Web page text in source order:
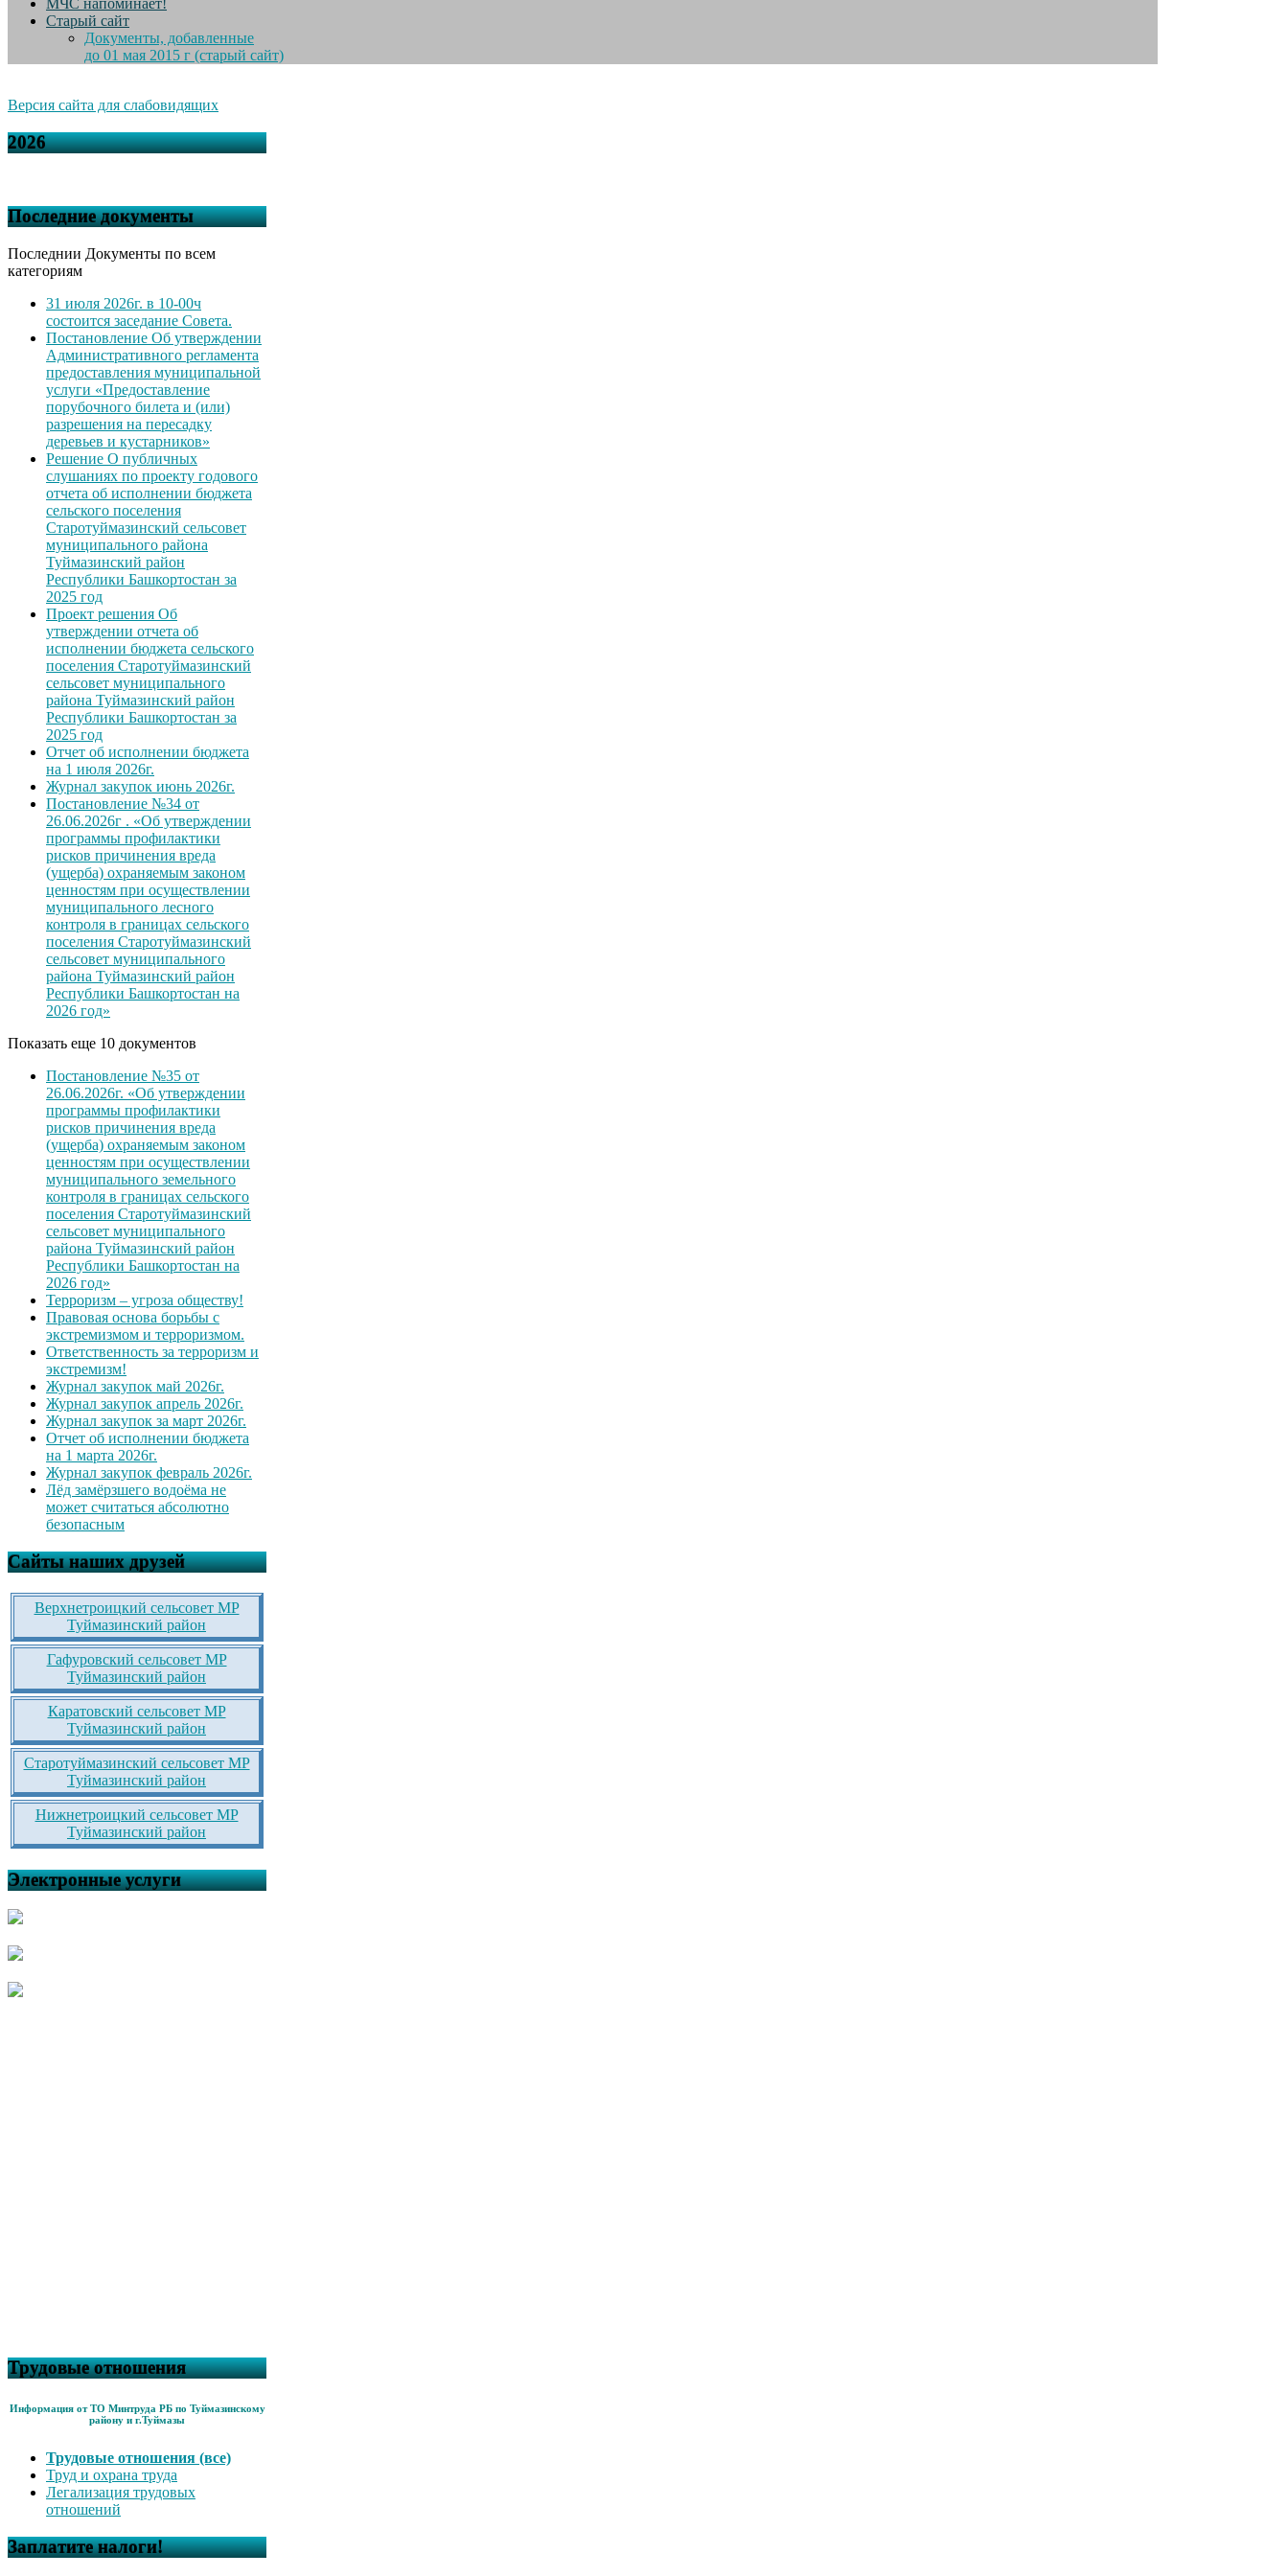
МЧС напоминает!
Старый сайт
Документы, добавленные
до 01 мая 2015 г (старый сайт)
Версия сайта для слабовидящих
2026
Последние документы
Последнии Документы по всем
категориям
31 июля 2026г. в 10-00ч
состоится заседание Совета.
Постановление Об утверждении
Административного регламента
предоставления муниципальной
услуги «Предоставление
порубочного билета и (или)
разрешения на пересадку
деревьев и кустарников»
Решение О публичных
слушаниях по проекту годового
отчета об исполнении бюджета
сельского поселения
Старотуймазинский сельсовет
муниципального района
Туймазинский район
Республики Башкортостан за
2025 год
Проект решения Об
утверждении отчета об
исполнении бюджета сельского
поселения Старотуймазинский
сельсовет муниципального
района Туймазинский район
Республики Башкортостан за
2025 год
Отчет об исполнении бюджета
на 1 июля 2026г.
Журнал закупок июнь 2026г.
Постановление №34 от
26.06.2026г . «Об утверждении
программы профилактики
рисков причинения вреда
(ущерба) охраняемым законом
ценностям при осуществлении
муниципального лесного
контроля в границах сельского
поселения Старотуймазинский
сельсовет муниципального
района Туймазинский район
Республики Башкортостан на
2026 год»
Показать еще 10 документов
Постановление №35 от
26.06.2026г. «Об утверждении
программы профилактики
рисков причинения вреда
(ущерба) охраняемым законом
ценностям при осуществлении
муниципального земельного
контроля в границах сельского
поселения Старотуймазинский
сельсовет муниципального
района Туймазинский район
Республики Башкортостан на
2026 год»
Терроризм – угроза обществу!
Правовая основа борьбы с
экстремизмом и терроризмом.
Ответственность за терроризм и
экстремизм!
Журнал закупок май 2026г.
Журнал закупок апрель 2026г.
Журнал закупок за март 2026г.
Отчет об исполнении бюджета
на 1 марта 2026г.
Журнал закупок февраль 2026г.
Лёд замёрзшего водоёма не
может считаться абсолютно
безопасным
Сайты наших друзей
Верхнетроицкий сельсовет МР
Туймазинский район
Гафуровский сельсовет МР
Туймазинский район
Каратовский сельсовет МР
Туймазинский район
Старотуймазинский сельсовет МР
Туймазинский район
Нижнетроицкий сельсовет МР
Туймазинский район
Электронные услуги
Трудовые отношения
Информация от ТО Минтруда РБ по Туймазинскому
району и г.Туймазы
Трудовые отношения (все)
Труд и охрана труда
Легализация трудовых
отношений
Заплатите налоги!